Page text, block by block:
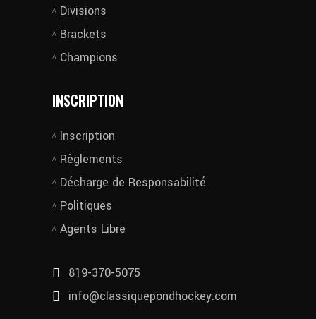
Divisions
Brackets
Champions
INSCRIPTION
Inscription
Règlements
Décharge de Responsabilité
Politiques
Agents Libre
819-370-5075
info@classiquepondhockey.com